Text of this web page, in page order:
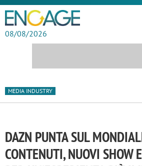
08/08/2026
MEDIA INDUSTRY
DAZN PUNTA SUL
CONTENUTI, NUOVI SHOW